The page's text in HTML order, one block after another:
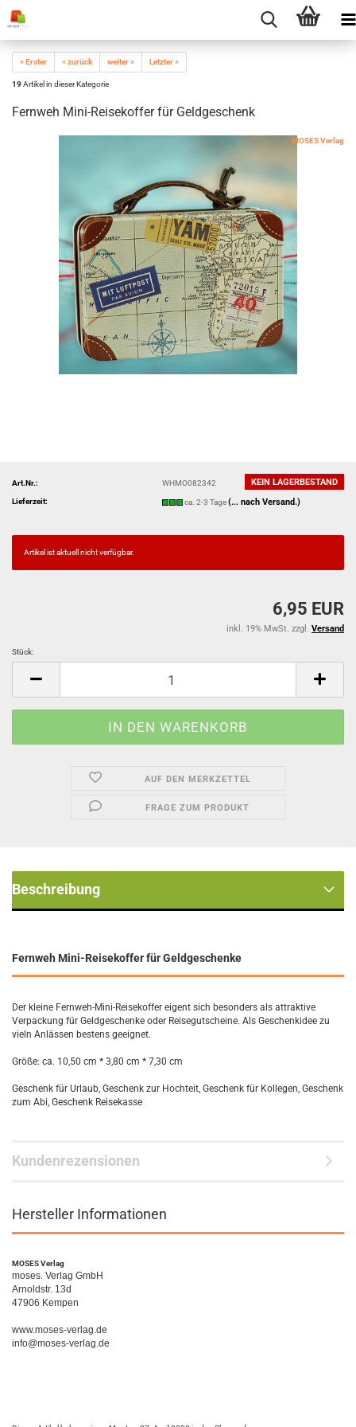
« Erster « zurück weiter » Letzter »
19Artikel in dieser Kategorie
Fernweh Mini-Reisekoffer für Geldgeschenk
MOSES Verlag
KEIN LAGERBESTAND
Art.Nr.: WHMO082342
Lieferzeit: ca. 2-3 Tage(... nach Versand.)
Artikel ist aktuell nicht verfügbar.
6,95 EUR
inkl. 19% MwSt. zzgl. Versand
Stück:
AUF DEN MERKZETTEL
FRAGE ZUM PRODUKT
Beschreibung
Fernweh Mini-Reisekoffer für Geldgeschenke
Der kleine Fernweh-Mini-Reisekoffer eigent sich besonders als attraktive
Verpackung für Geldgeschenke oder Reisegutscheine. Als Geschenkidee zu
vieln Anlässen bestens geeignet.
Größe: ca. 10,50 cm * 3,80 cm * 7,30 cm
Geschenk für Urlaub, Geschenk zur Hochteit, Geschenk für Kollegen, Geschenk
zum Abi, Geschenk Reisekasse
Kundenrezensionen
Hersteller Informationen
MOSES Verlag
moses. Verlag GmbH
Arnoldstr. 13d
47906 Kempen
www.moses-verlag.de
info@moses-verlag.de